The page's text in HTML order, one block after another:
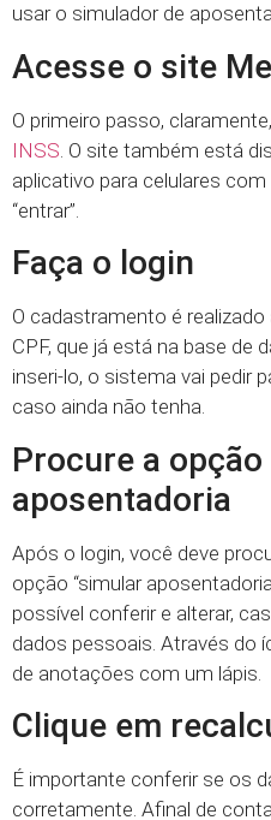
usar o simulador de
Acesse o site
O primeiro passo,
INSS . O site também está
aplicativo para celulares com
“entrar”.
Faça o login
O cadastramento é
CPF, que já está na base de
inseri-lo, o sistema vai pedir
caso ainda não tenha.
Procure a
aposentadoria
Após o login, você deve
opção “simular
possível conferir e alterar,
dados pessoais. Através do
de anotações com um lápis.
Clique em
É importante conferir se os
corretamente. Afinal de